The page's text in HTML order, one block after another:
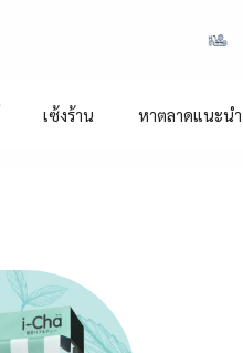
เซ้งร้าน หาตลาดแนะนำ